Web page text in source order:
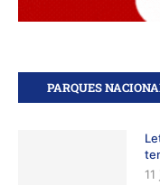
PARQUES